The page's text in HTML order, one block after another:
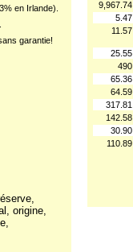
en Irlande).
garantie!
origine,
9,967.74
5.47
11.57
25.55
490
65.36
64.59
317.81
142.58
30.90
110.89